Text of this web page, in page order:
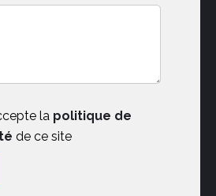
la politique de
de ce site